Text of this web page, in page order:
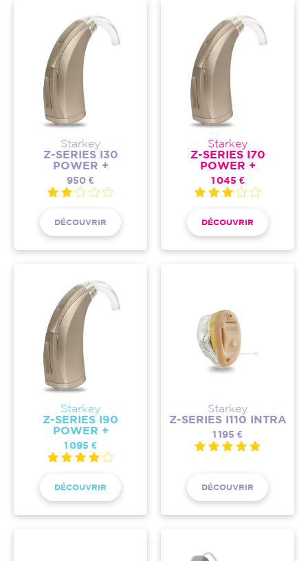
Starkey
Z-SERIES I30
POWER +
950 €
DÉCOUVRIR
Starkey
Z-SERIES I70
POWER +
1 045 €
DÉCOUVRIR
Starkey
Z-SERIES I90
POWER +
1 095 €
DÉCOUVRIR
Starkey
Z-SERIES I110 INTRA
1 195 €
DÉCOUVRIR